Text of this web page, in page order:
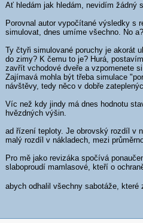
Ať hledám jak hledám, nevidím žádný
Porovnal autor vypočítané výsledky s
simulovat, dnes umíme všechno. No
Ty čtyři simulované poruchy je akorát
do zimy? K čemu to je? Hurá,
zavřít vchodové dveře a vzpomenete
Zajímavá mohla být třeba simulace
návštěvy, tedy něco v dobře
Víc než kdy jindy má dnes hodnotu
hvězdných výšin.
ad řízení teploty. Je obrovský rozdíl v
malý rozdíl v nákladech, mezi
Pro mě jako revizáka spočívá
slaboproudí mamlasové, kteří o
abych odhalil všechny sabotáže,